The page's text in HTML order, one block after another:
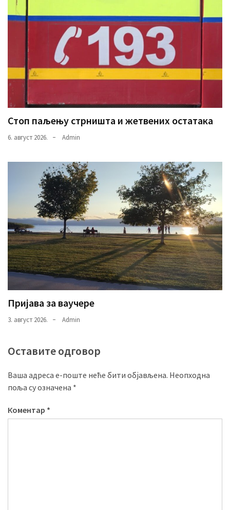
Стоп паљењу стрништа и жетвених остатака
6. август 2026. Admin
Пријава за ваучере
3. август 2026. Admin
Оставите одговор
Ваша адреса е-поште неће бити објављена. Неопходна
поља су означена *
Коментар *